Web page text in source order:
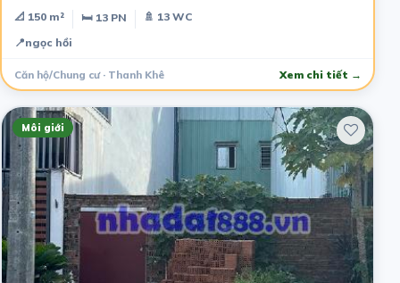
📐 150 m² 🛏 13 PN
🚿 13 WC
📍ngọc hồi
Căn hộ/Chung cư · Thanh Khê Xem chi tiết →
Môi giới